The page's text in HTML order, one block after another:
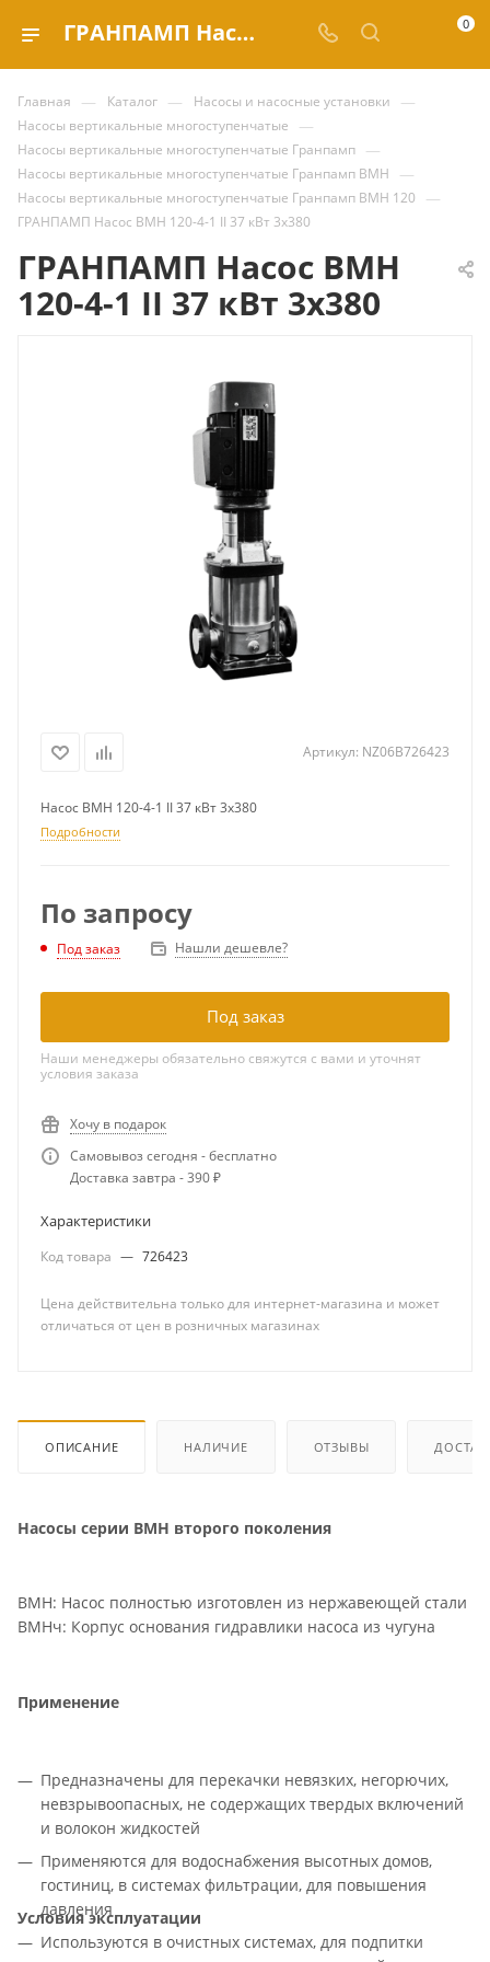
ГРАНПАМП Насос ВМН 120-4-1 II 37 кВт 3х380 купить за | Valve.ru 0
Главная — Каталог — Насосы и насосные установки —
Насосы вертикальные многоступенчатые —
Насосы вертикальные многоступенчатые Гранпамп —
Насосы вертикальные многоступенчатые Гранпамп ВМН —
Насосы вертикальные многоступенчатые Гранпамп ВМН 120 —
ГРАНПАМП Насос ВМН 120-4-1 II 37 кВт 3х380
ГРАНПАМП Насос ВМН
120-4-1 II 37 кВт 3х380
Артикул: NZ06B726423
Насос ВМН 120-4-1 II 37 кВт 3х380
Подробности
По запросу
Под заказ Нашли дешевле?
Под заказ
Наши менеджеры обязательно свяжутся с вами и уточнят
условия заказа
Хочу в подарок
Самовывоз сегодня - бесплатно
Доставка завтра - 390 ₽
Характеристики
Код товара — 726423
Цена действительна только для интернет-магазина и может
отличаться от цен в розничных магазинах
ОПИСАНИЕ НАЛИЧИЕ ОТЗЫВЫ
Насосы серии ВМН второго поколения
ВМН: Насос полностью изготовлен из нержавеющей стали
ВМНч: Корпус основания гидравлики насоса из чугуна
Применение
Предназначены для перекачки невязких, негорючих,
невзрывоопасных, не содержащих твердых включений
и волокон жидкостей
Применяются для водоснабжения высотных домов,
гостиниц, в системах фильтрации, для повышения
давления
Используются в очистных системах, для подпитки
Условия эксплуатации